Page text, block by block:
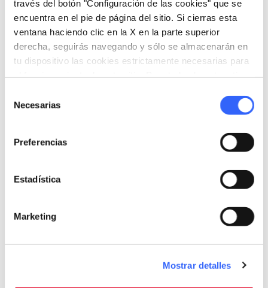
través del botón "Configuración de las cookies" que se
encuentra en el pie de página del sitio. Si cierras esta
ventana haciendo clic en la X en la parte superior
derecha, seguirás navegando y sólo se almacenarán en
tu dispositivo las cookies estrictamente necesarias para
Necesarias
Preferencias
Estadística
Marketing
Mostrar detalles
directions Medios de transporte aconsejados
info Más informaciones